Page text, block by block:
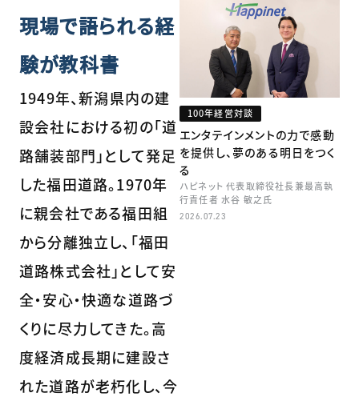
現場で語られる経
験が教科書
1949年、新潟県内の建
設会社における初の「道
路舗装部門」として発足
した福田道路。1970年
に親会社である福田組
から分離独立し、「福田
道路株式会社」として安
全・安心・快適な道路づ
くりに尽力してきた。高
度経済成長期に建設さ
れた道路が老朽化し、今
100年経営対談
エンタテインメントの力で感動
を提供し、夢のある明日をつく
る
ハピネット 代表取締役社長兼最高執
行責任者 水谷 敏之氏
2026.07.23